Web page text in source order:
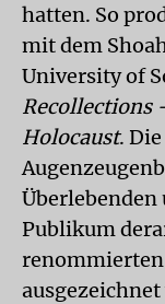
hatten. So
mit dem
University of
Recollections
Holocaust.
Überlebenden
Publikum